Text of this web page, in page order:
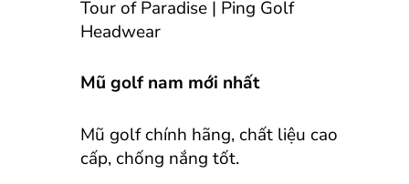
Mũ golf nam mới nhất
Mũ golf chính hãng, chất liệu cao
cấp, chống nắng tốt.